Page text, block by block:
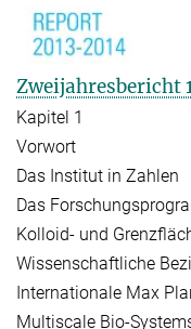
Zweijahresbericht
Kapitel 1
Vorwort
Das Institut in Zahlen
Das
Kolloid- und
Wissenschaftliche
Internationale Max
Multiscale Bio-